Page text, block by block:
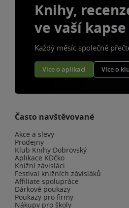
Knihy,
ve vaší
Každý měsíc společně
Více o aplikaci Více o
Často navštěvované
Akce a slevy
Prodejny
Klub Knihy Dobrovský
Aplikace KDčko
Knižní závisláci
Festival knižních závisláků
Affiliate spolupráce
Dárkové poukazy
Poukazy pro firmy
Nákupy pro školy